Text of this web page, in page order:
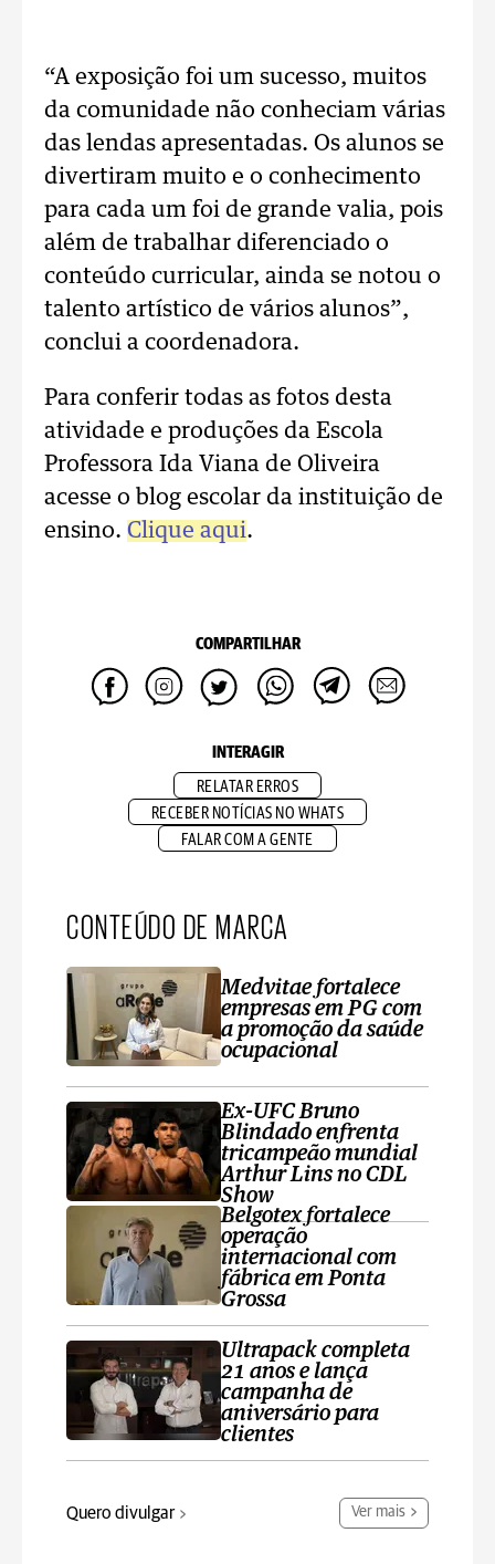
“A exposição foi um sucesso, muitos
da comunidade não conheciam várias
das lendas apresentadas. Os alunos se
divertiram muito e o conhecimento
para cada um foi de grande valia, pois
além de trabalhar diferenciado o
conteúdo curricular, ainda se notou o
talento artístico de vários alunos”,
conclui a coordenadora.
Para conferir todas as fotos desta
atividade e produções da Escola
Professora Ida Viana de Oliveira
acesse o blog escolar da instituição de
ensino. Clique aqui.
COMPARTILHAR
INTERAGIR
RELATAR ERROS
RECEBER NOTÍCIAS NO WHATS
FALAR COM A GENTE
CONTEÚDO DE MARCA
Medvitae fortalece
empresas em PG com
a promoção da saúde
ocupacional
Ex-UFC Bruno
Blindado enfrenta
tricampeão mundial
Arthur Lins no CDL
Show
Belgotex fortalece
operação
internacional com
fábrica em Ponta
Grossa
Ultrapack completa
21 anos e lança
campanha de
aniversário para
clientes
Quero divulgar Ver mais